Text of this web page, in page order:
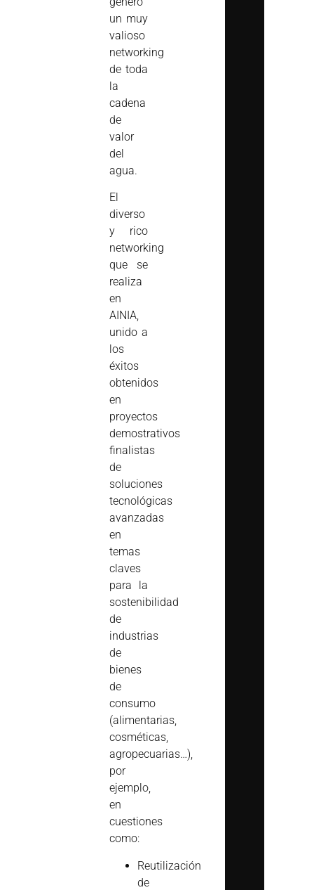
un muy
valioso
networking
de toda
la
cadena
de
valor
del
agua.
El
diverso
y rico
networking
que se
realiza
en
AINIA,
unido a
los
éxitos
obtenidos
en
proyectos
demostrativos
finalistas
de
soluciones
tecnológicas
avanzadas
en
temas
claves
para la
sostenibilidad
de
industrias
de
bienes
de
consumo
(alimentarias,
cosméticas,
agropecuarias…),
por
ejemplo,
en
cuestiones
como:
Reutilización
de